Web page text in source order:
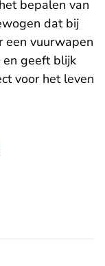
bepalen van
dat bij
een vuurwapen
en geeft blijk
voor het leven